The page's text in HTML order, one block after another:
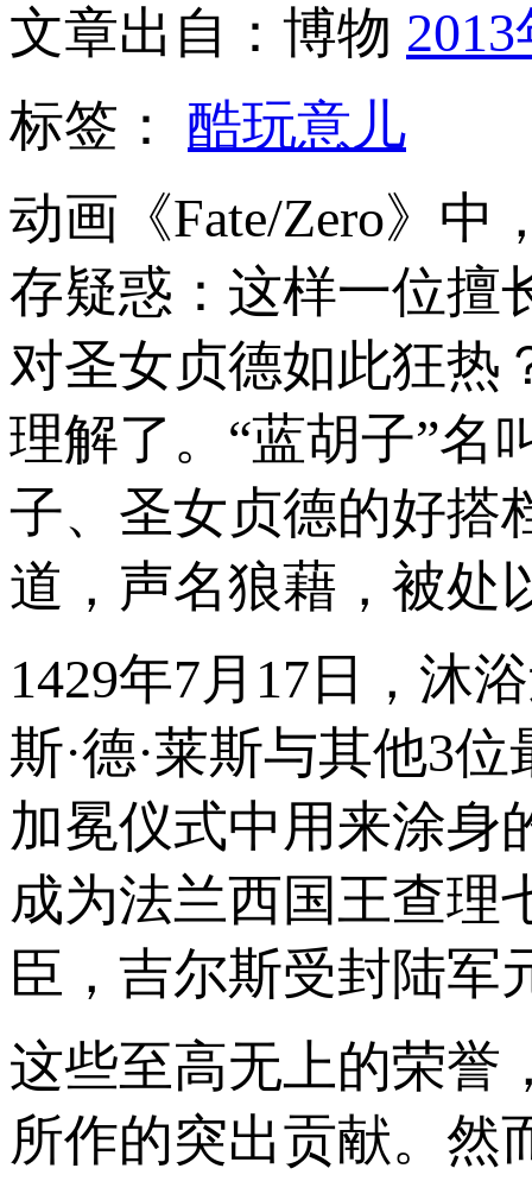
文章出自：博物
标签： 酷玩意儿
动画《Fate/Zero》中
存疑惑：这样一位擅
对圣女贞德如此狂
理解了。“蓝胡子”名
子、圣女贞德的好搭
道，声名狼藉，被处
1429年7月17日，沐
斯·德·莱斯与其他3
加冕仪式中用来涂身
成为法兰西国王查理
臣，吉尔斯受封陆军
这些至高无上的荣誉
所作的突出贡献。然